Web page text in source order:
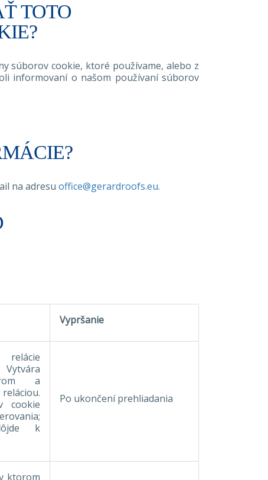
TOTO
súborov cookie, ktoré používame, alebo z
informovaní o našom používaní súborov
na adresu office@gerardroofs.eu.
Vypršanie
a
cookie
k
Po ukončení prehliadania
ktorom